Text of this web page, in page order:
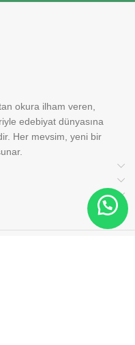
okura ilham veren,
edebiyat dünyasına
Her mevsim, yeni bir